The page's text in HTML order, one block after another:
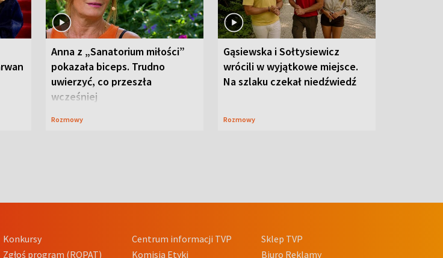
Anna z „Sanatorium miłości”
pokazała biceps. Trudno
uwierzyć, co przeszła
wcześniej
Rozmowy
Gąsiewska i Sołtysiewicz
wrócili w wyjątkowe miejsce.
Na szlaku czekał niedźwiedź
Rozmowy
Konkursy
Zgłoś program (ROPAT)
Centrum informacji TVP
Komisja Etyki
Sklep TVP
Biuro Reklamy